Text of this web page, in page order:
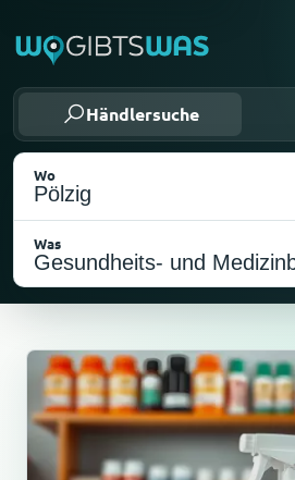
Händlersuche
Wo
Was
Als meinen Standort wählen